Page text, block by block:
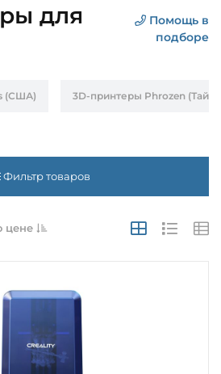
для
Помощь в
подборе
(США) 3D-принтеры Phrozen
Фильтр товаров
цене